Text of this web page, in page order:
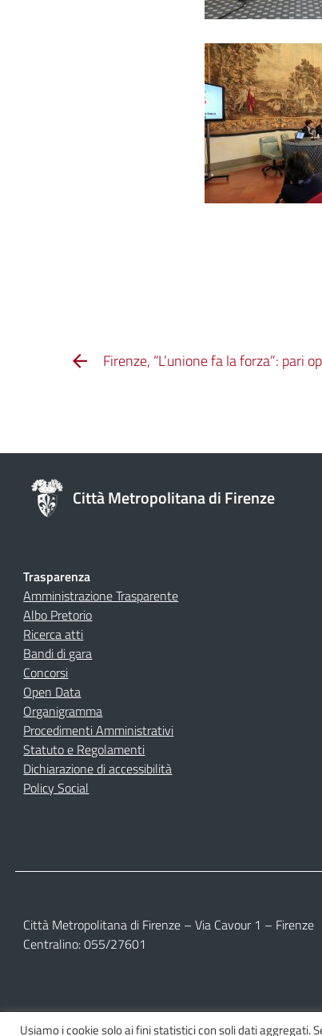
Firenze, “L’unione fa la forza”: pari
Città Metropolitana di Firenze
Trasparenza
Amministrazione Trasparente
Albo Pretorio
Ricerca atti
Bandi di gara
Concorsi
Open Data
Organigramma
Procedimenti Amministrativi
Statuto e Regolamenti
Dichiarazione di accessibilità
Policy Social
Città Metropolitana di Firenze – Via Cavour 1 – Firenze
Centralino: 055/27601
Usiamo i cookie solo ai fini statistici con soli dati aggregati.